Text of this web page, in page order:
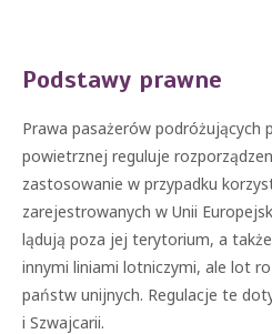
Podstawy prawne
Prawa pasażerów podróżujących
powietrznej reguluje
zastosowanie w przypadku
zarejestrowanych w Unii
lądują poza jej terytorium, a
innymi liniami lotniczymi, ale lot
państw unijnych. Regulacje te
i Szwajcarii.